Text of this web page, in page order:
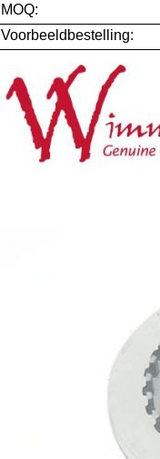
MOQ:
Voorbeeldbestelling: